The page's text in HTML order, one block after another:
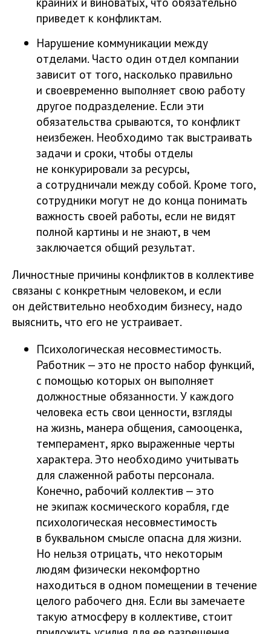
приведет к конфликтам.
Нарушение коммуникации между
отделами. Часто один отдел компании
зависит от того, насколько правильно
и своевременно выполняет свою работу
другое подразделение. Если эти
обязательства срываются, то конфликт
неизбежен. Необходимо так выстраивать
задачи и сроки, чтобы отделы
не конкурировали за ресурсы,
а сотрудничали между собой. Кроме того,
сотрудники могут не до конца понимать
важность своей работы, если не видят
полной картины и не знают, в чем
заключается общий результат.
Личностные причины конфликтов в коллективе
связаны с конкретным человеком, и если
он действительно необходим бизнесу, надо
выяснить, что его не устраивает.
Психологическая несовместимость.
Работник — это не просто набор функций,
с помощью которых он выполняет
должностные обязанности. У каждого
человека есть свои ценности, взгляды
на жизнь, манера общения, самооценка,
темперамент, ярко выраженные черты
характера. Это необходимо учитывать
для слаженной работы персонала.
Конечно, рабочий коллектив — это
не экипаж космического корабля, где
психологическая несовместимость
в буквальном смысле опасна для жизни.
Но нельзя отрицать, что некоторым
людям физически некомфортно
находиться в одном помещении в течение
целого рабочего дня. Если вы замечаете
такую атмосферу в коллективе, стоит